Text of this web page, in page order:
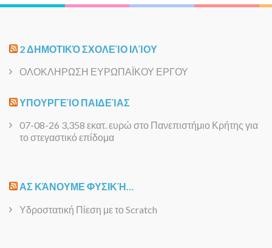
2 ΔΗΜΟΤΙΚΌ ΣΧΟΛΕΊΟ ΙΛΊΟΥ
ΟΛΟΚΛΗΡΩΣΗ ΕΥΡΩΠΑΪΚΟΥ ΕΡΓΟΥ
ΥΠΟΥΡΓΕΊΟ ΠΑΙΔΕΊΑΣ
07-08-26 3,358 εκατ. ευρώ στο Πανεπιστήμιο Κρήτης για
το στεγαστικό επίδομα
ΑΣ ΚΆΝΟΥΜΕ ΦΥΣΙΚΉ…
Υδροστατική Πίεση με το Scratch